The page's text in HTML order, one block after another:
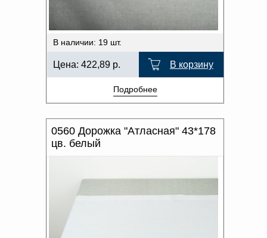
В наличии: 19 шт.
Цена: 422,89 р. В корзину
Подробнее
0560 Дорожка "Атласная" 43*178
цв. белый